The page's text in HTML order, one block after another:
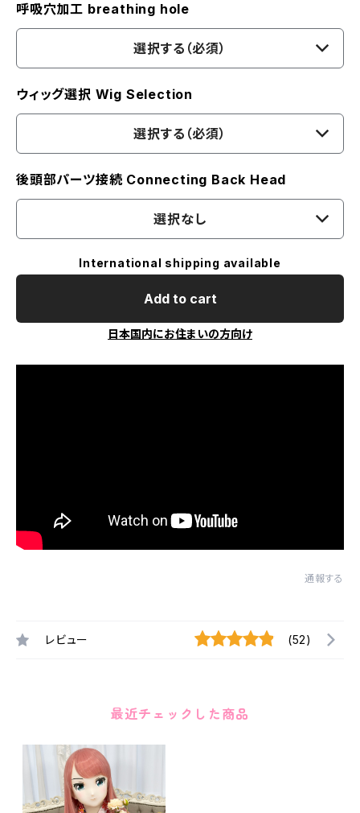
呼吸穴加工 breathing hole
選択する（必須）
ウィッグ選択 Wig Selection
選択する（必須）
後頭部パーツ接続 Connecting Back Head
選択なし
International shipping available
Add to cart
日本国内にお住まいの方向け
通報する
レビュー (52)
最近チェックした商品